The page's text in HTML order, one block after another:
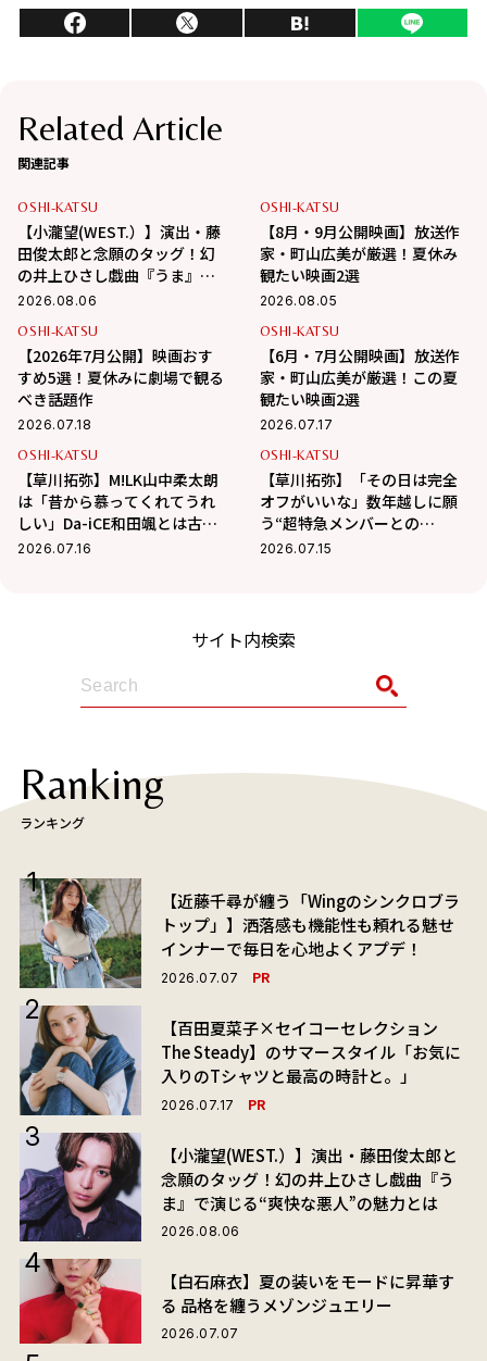
Related Article
関連記事
OSHI-KATSU
【小瀧望(WEST.）】演出・藤
田俊太郎と念願のタッグ！幻
の井上ひさし戯曲『うま』で
演じる“爽快な悪人”の魅力と
2026.08.06
OSHI-KATSU
【8月・9月公開映画】放送作
家・町山広美が厳選！夏休み
観たい映画2選
2026.08.05
OSHI-KATSU
【2026年7月公開】映画おす
すめ5選！夏休みに劇場で観る
べき話題作
2026.07.18
OSHI-KATSU
【6月・7月公開映画】放送作
家・町山広美が厳選！この夏
観たい映画2選
2026.07.17
OSHI-KATSU
【草川拓弥】M!LK山中柔太朗
は「昔から慕ってくれてうれ
しい」Da-iCE和田颯とは古着
屋へ！華麗な交友関係に迫る
2026.07.16
OSHI-KATSU
【草川拓弥】「その日は完全
オフがいいな」数年越しに願
う“超特急メンバーとの
BBQ”！最近熱中している趣味
2026.07.15
サイト内検索
Ranking
ランキング
【近藤千尋が纏う「Wingのシンクロブラ
トップ」】洒落感も機能性も頼れる魅せ
インナーで毎日を心地よくアプデ！
2026.07.07 PR
【百田夏菜子×セイコーセレクション
The Steady】のサマースタイル「お気に
入りのTシャツと最高の時計と。」
2026.07.17 PR
【小瀧望(WEST.）】演出・藤田俊太郎と
念願のタッグ！幻の井上ひさし戯曲『う
ま』で演じる“爽快な悪人”の魅力とは
2026.08.06
【白石麻衣】夏の装いをモードに昇華す
る 品格を纏うメゾンジュエリー
2026.07.07